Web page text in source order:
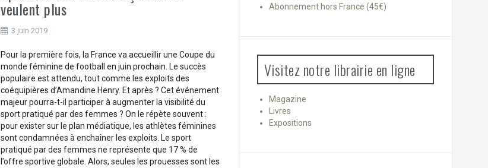
veulent plus
3 juin 2019
Pour la première fois, la France va accueillir une Coupe du
monde féminine de football en juin prochain. Le succès
populaire est attendu, tout comme les exploits des
coéquipières d’Amandine Henry. Et après ? Cet événement
majeur pourra-t-il participer à augmenter la visibilité du
sport pratiqué par des femmes ? On le répète souvent :
pour exister sur le plan médiatique, les athlètes féminines
sont condamnées à enchaîner les exploits. Le sport
pratiqué par des femmes ne représente que 17 % de
l’offre sportive globale. Alors, seules les prouesses sont les
Abonnement hors France (45€)
Visitez notre librairie en ligne
Magazine
Livres
Expositions